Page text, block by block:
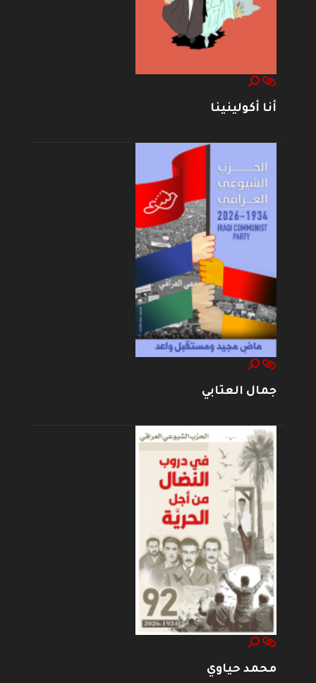
أنا أكولينينا
جمال العتابي
محمد حياوي